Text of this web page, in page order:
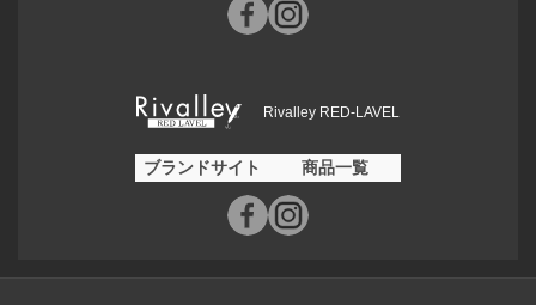
Rivalley RED-LAVEL
ブランドサイト 商品一覧